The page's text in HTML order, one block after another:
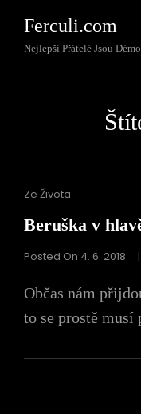
Ferculi.com
Nejlepší Přátelé Jsou
Cat
Ze Života
Beruška v
Posted On 4. 6. 2018 |
Občas nám
to se prostě musí